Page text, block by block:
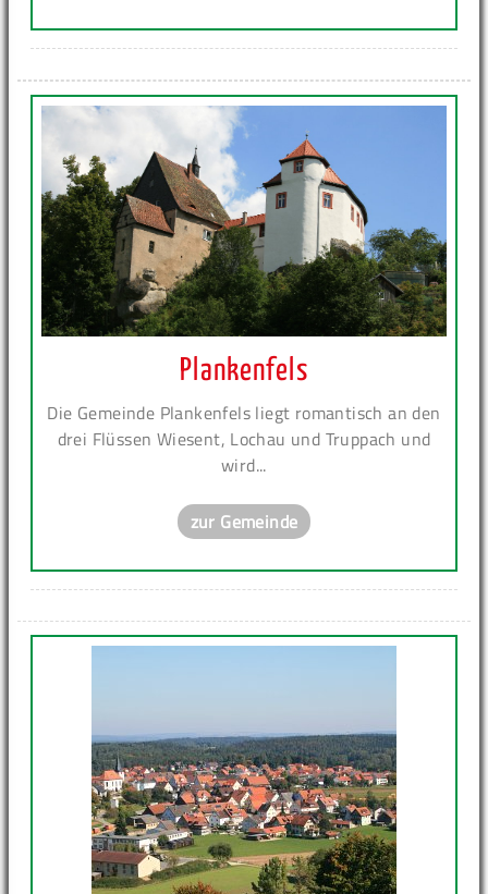
Plankenfels
Die Gemeinde Plankenfels liegt romantisch an den
drei Flüssen Wiesent, Lochau und Truppach und
wird...
zur Gemeinde